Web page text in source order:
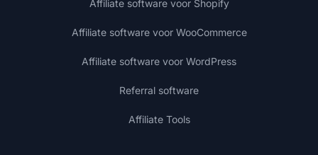
Affiliate software voor Shopify
Affiliate software voor WooCommerce
Affiliate software voor WordPress
Referral software
Affiliate Tools